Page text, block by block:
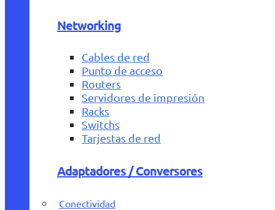
Networking
Cables de red
Punto de acceso
Routers
Servidores de impresión
Racks
Switchs
Tarjestas de red
Adaptadores / Conversores
Conectividad